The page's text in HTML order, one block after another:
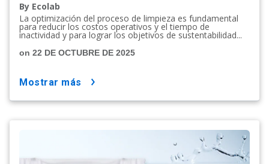
By Ecolab
La optimización del proceso de limpieza es fundamental
para reducir los costos operativos y el tiempo de
inactividad y para lograr los objetivos de sustentabilidad...
on 22 DE OCTUBRE DE 2025
mostrar más